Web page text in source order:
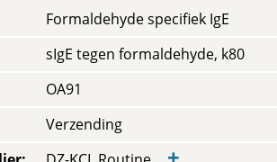
Formaldehyde specifiek IgE
sIgE tegen formaldehyde, k80
OA91
Verzending